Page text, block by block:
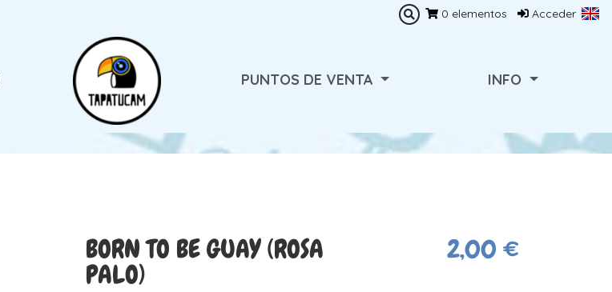
Acceder
0 elementos
PUNTOS DE VENTA INFO
BORN TO BE GUAY (ROSA
PALO)
2,00 €